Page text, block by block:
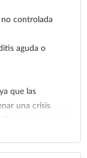
controlada
aguda o
que las
una crisis
de los